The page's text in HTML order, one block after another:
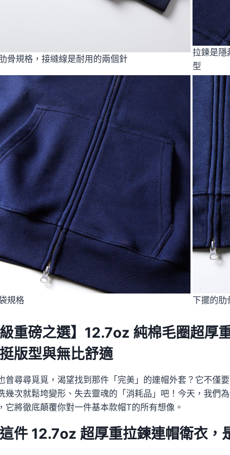
骨規格，接縫線是耐用的兩個針
拉鍊是隱
型
規格 下擺的肋
重磅之選】12.7oz 純棉毛圈超厚
版型與無比舒適
曾尋尋覓覓，渴望找到那件「完美」的連帽外套？它不僅
幾次就鬆垮變形、失去靈魂的「消耗品」吧！今天，我們
它將徹底顛覆你對一件基本款帽T的所有想像。
件 12.7oz 超厚重拉鍊連帽衛衣，